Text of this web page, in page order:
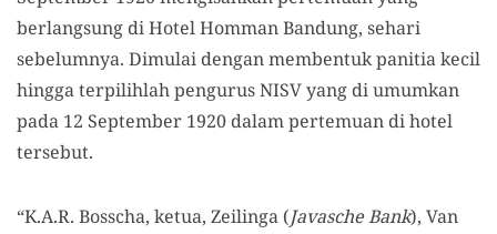
berlangsung di Hotel Homman Bandung, sehari
sebelumnya. Dimulai dengan membentuk panitia kecil
hingga terpilihlah pengurus NISV yang di umumkan
pada 12 September 1920 dalam pertemuan di hotel
tersebut.
“K.A.R. Bosscha, ketua, Zeilinga (Javasche Bank), Van